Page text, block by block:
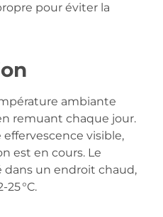
pour éviter la
ambiante
remuant chaque jour.
effervescence visible,
est en cours. Le
un endroit chaud,
°C.